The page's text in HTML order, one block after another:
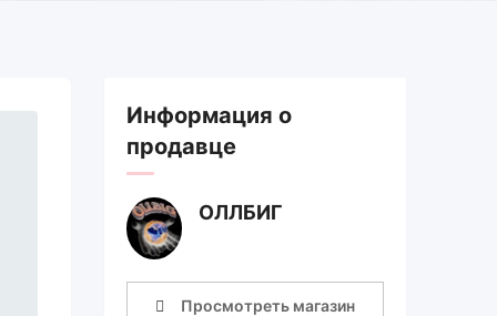
Информация о
продавце
ОЛЛБИГ
Просмотреть магазин